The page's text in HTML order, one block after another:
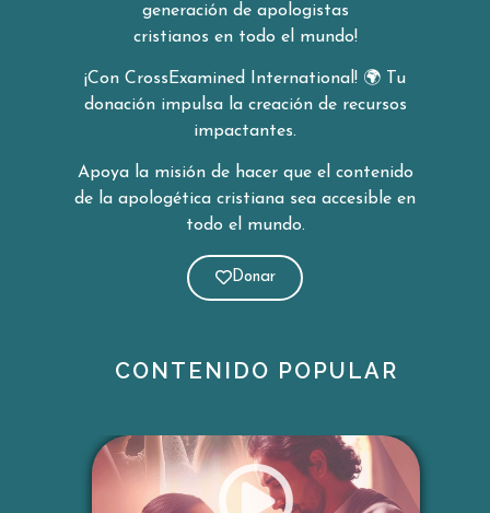
generación de apologistas
cristianos en todo el mundo!
¡Con CrossExamined International! 🌍
Tu
donación impulsa la creación de recursos
impactantes.
Apoya la misión de hacer que el contenido
de la apologética cristiana sea accesible en
todo el mundo.
Donar
CONTENIDO POPULAR